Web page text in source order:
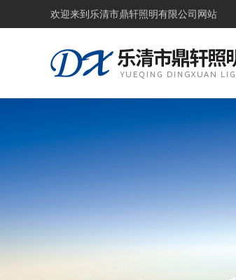
欢迎来到 乐清市鼎轩照明有限公司网站